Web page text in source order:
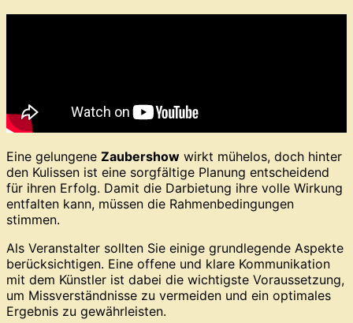
Eine gelungene Zaubershow wirkt mühelos, doch hinter
den Kulissen ist eine sorgfältige Planung entscheidend
für ihren Erfolg. Damit die Darbietung ihre volle Wirkung
entfalten kann, müssen die Rahmenbedingungen
stimmen.
Als Veranstalter sollten Sie einige grundlegende Aspekte
berücksichtigen. Eine offene und klare Kommunikation
mit dem Künstler ist dabei die wichtigste Voraussetzung,
um Missverständnisse zu vermeiden und ein optimales
Ergebnis zu gewährleisten.